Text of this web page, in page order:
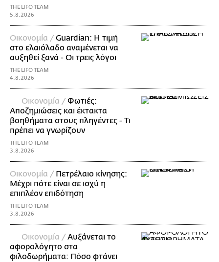
THE LIFO TEAM
5.8.2026
Οικονομία /Guardian: Η τιμή
στο ελαιόλαδο αναμένεται να
αυξηθεί ξανά - Οι τρεις λόγοι
THE LIFO TEAM
4.8.2026
Οικονομία /Φωτιές:
Αποζημιώσεις και έκτακτα
βοηθήματα στους πληγέντες - Τι
πρέπει να γνωρίζουν
THE LIFO TEAM
3.8.2026
Οικονομία / Πετρέλαιο κίνησης:
Μέχρι πότε είναι σε ισχύ η
επιπλέον επιδότηση
THE LIFO TEAM
3.8.2026
Οικονομία /Αυξάνεται το
αφορολόγητο στα
φιλοδωρήματα: Πόσο φτάνει